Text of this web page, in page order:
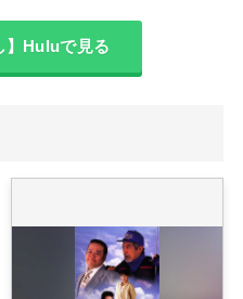
】Huluで見る